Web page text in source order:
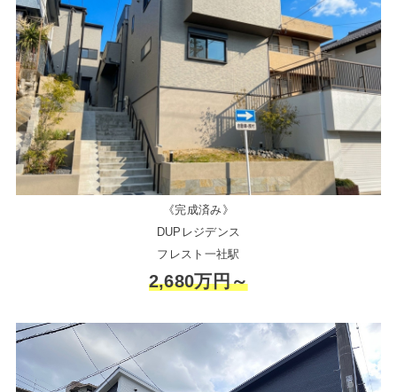
《完成済み》
DUPレジデンス
フレスト一社駅
2,680万円～